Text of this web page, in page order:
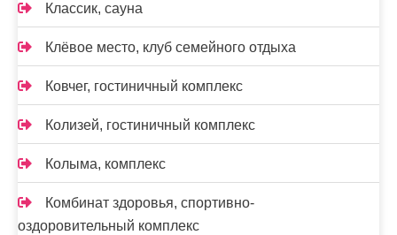
Классик, сауна
Клёвое место, клуб семейного отдыха
Ковчег, гостиничный комплекс
Колизей, гостиничный комплекс
Колыма, комплекс
Комбинат здоровья, спортивно-
оздоровительный комплекс